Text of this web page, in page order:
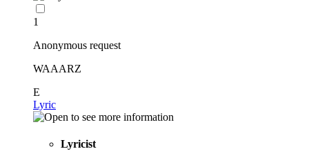
1
Anonymous request
WAAARZ
E
Lyric
Lyricist